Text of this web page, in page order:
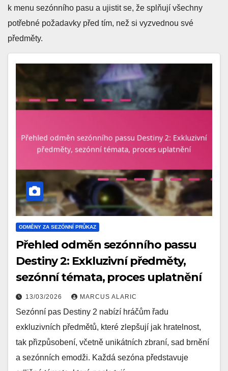
k menu sezónního pasu a ujistit se, že splňují všechny
potřebné požadavky před tím, než si vyzvednou své
předměty.
ODMĚNY ZA SEZÓNNÍ PRŮKAZ
Přehled odměn sezónního passu
Destiny 2: Exkluzivní předměty,
sezónní témata, proces uplatnění
13/03/2026 MARCUS ALARIC
Sezónní pas Destiny 2 nabízí hráčům řadu
exkluzivních předmětů, které zlepšují jak hratelnost,
tak přizpůsobení, včetně unikátních zbraní, sad brnění
a sezónních emodži. Každá sezóna představuje